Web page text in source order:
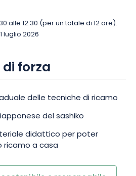
alle 12:30 (per un totale di 12 ore).
luglio 2026
forza
delle tecniche di ricamo
del sashiko
didattico per poter
ricamo a casa